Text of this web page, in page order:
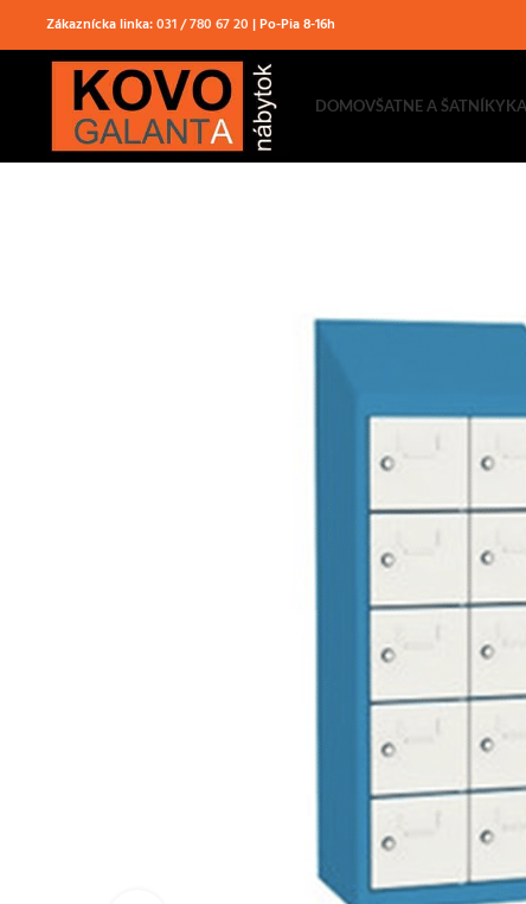
Zákaznícka linka:031 / 780 67 20 | Po-Pia 8-16h
DOMOVŠATNE A ŠATNÍKY